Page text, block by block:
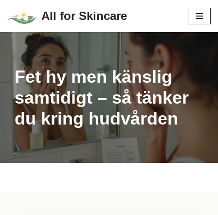
Hoppa
innehåll
All for Skincare
Fet hy men känslig
samtidigt – så tänker
du kring hudvården